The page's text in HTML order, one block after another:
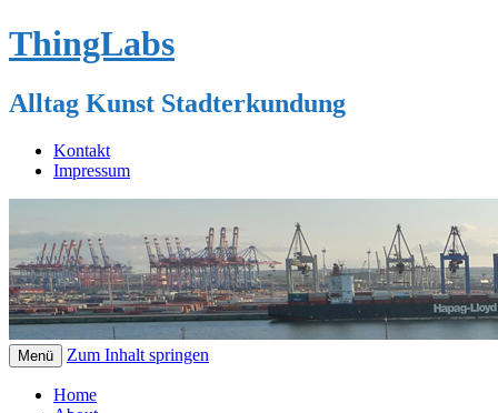
ThingLabs
Alltag Kunst Stadterkundung
Kontakt
Impressum
Menü Zum Inhalt springen
Home